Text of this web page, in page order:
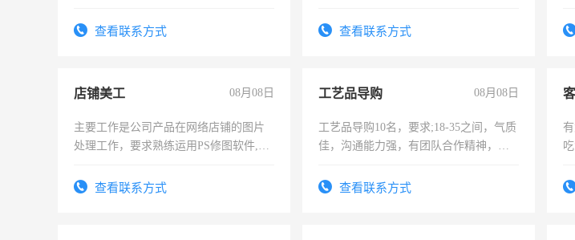
查看联系方式
录，客服要求45岁以下高中以上文化，
查看联系方式
店铺美工 08月08日
主要工作是公司产品在网络店铺的图片
处理工作，要求熟练运用PS修图软件,工
查看联系方式
工艺品导购 08月08日
工艺品导购10名，要求;18-35之间，气质
佳，沟通能力强，有团队合作精神，有
查看联系方式